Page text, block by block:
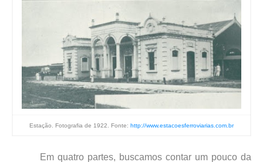
Estação. Fotografia de 1922. Fonte: http://www.estacoesferroviarias.com.br
Em quatro partes, buscamos contar um pouco da